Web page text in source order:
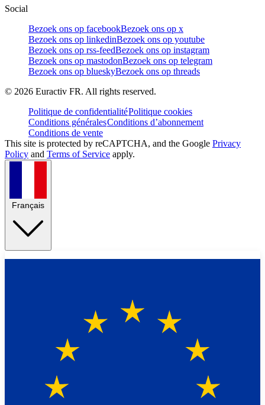
Social
Bezoek ons op facebookBezoek ons op x
Bezoek ons op linkedinBezoek ons op youtube
Bezoek ons op rss-feedBezoek ons op instagram
Bezoek ons op mastodonBezoek ons op telegram
Bezoek ons op blueskyBezoek ons op threads
© 2026 Euractiv FR. All rights reserved.
Politique de confidentialitéPolitique cookies
Conditions généralesConditions d’abonnement
Conditions de vente
This site is protected by reCAPTCHA, and the Google Privacy
Policy and Terms of Service apply.
Français